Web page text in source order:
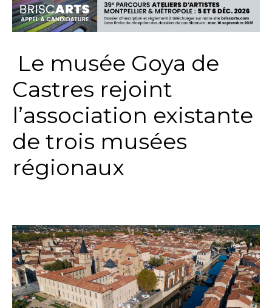
Le musée Goya de
Castres rejoint
l’association existante
de trois musées
régionaux